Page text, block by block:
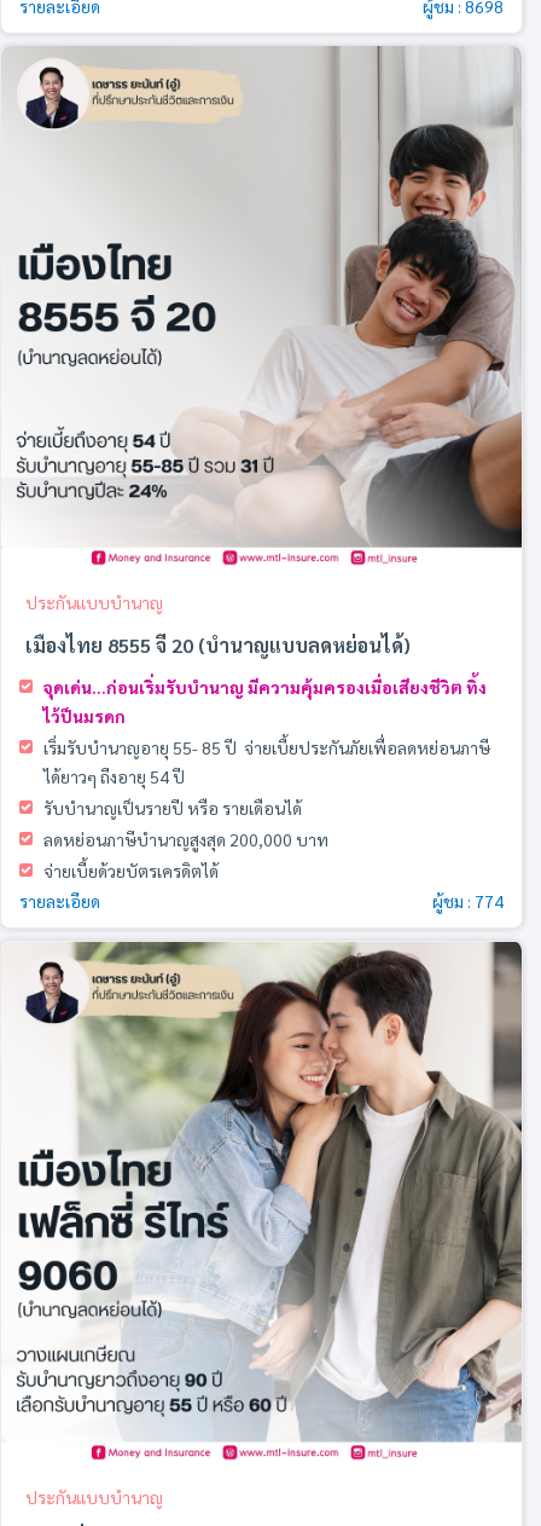
รายละเอียด
ผู้ชม : 8698
ประกันแบบบำนาญ
เมืองไทย 8555 จี 20 (บำนาญแบบลดหย่อนได้)
จุดเด่น...ก่อนเริ่มรับบำนาญ มีความคุ้มครองเมื่อเสียงชีวิต ทิ้ง
ไว้ป็นมรดก
เริ่มรับบำนาญอายุ 55- 85 ปี จ่ายเบี้ยประกันภัยเพื่อลดหย่อนภาษี
ได้ยาวๆ ถีงอายุ 54 ปี
รับบำนาญเป็นรายปี หรือ รายเดือนได้
ลดหย่อนภาษีบำนาญสูงสุด 200,000 บาท
จ่ายเบี้ยด้วยบัตรเครดิตได้
รายละเอียด
ผู้ชม : 774
ประกันแบบบำนาญ